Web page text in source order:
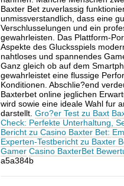
Baxter Bet zuverlassig
unmissverstandlich, dass eine
Verschlusselungen und ein
gewahrleisten. Das Plattform-
Aspekte des Glucksspiels
nahtloses und spannendes
Ganz gleich ob auf dem
gewahrleistet eine flussige
Konditionen. Abschlie?end
Baxterbet online jeglichen
wird sowie eine ideale Wahl fur
darstellt. Gro?er Test zu Baxt
Check: Perfekte Unterhaltung,
Bericht zu Casino Baxter Bet:
Experten-Testbericht zu Baxter
Gamer Casino BaxterBet
a5a384b